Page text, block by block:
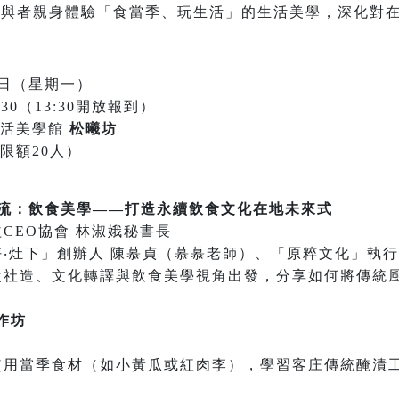
者親身體驗「食當季、玩生活」的生活美學，深化對
（星期一）
（13:30開放報到）
美學館 松曦坊
額20人）
：飲食美學——打造永續飲食文化在地未來式
協會 林淑娥秘書長
灶下」創辦人 陳慕貞（慕慕老師）、「原粹文化」執
造、文化轉譯與飲食美學視角出發，分享如何將傳統
坊
當季食材（如小黃瓜或紅肉李），學習客庄傳統醃漬